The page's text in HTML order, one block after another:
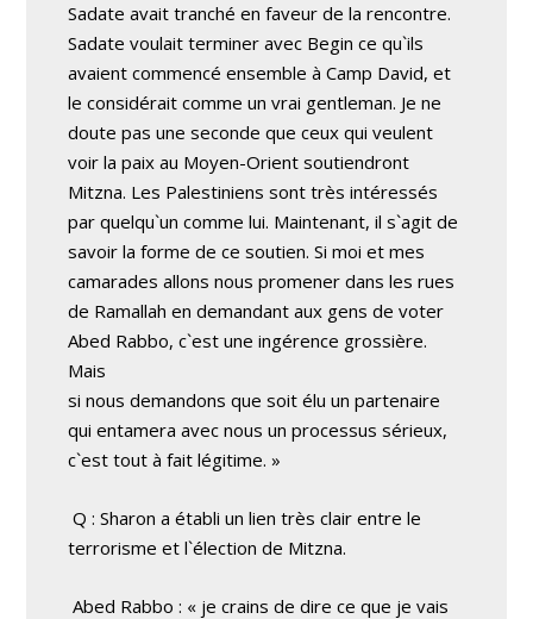
Sadate avait tranché en faveur de la rencontre.
Sadate voulait terminer avec Begin ce qu`ils
avaient commencé ensemble à Camp David, et
le considérait comme un vrai gentleman. Je ne
doute pas une seconde que ceux qui veulent
voir la paix au Moyen-Orient soutiendront
Mitzna. Les Palestiniens sont très intéressés
par quelqu`un comme lui. Maintenant, il s`agit de
savoir la forme de ce soutien. Si moi et mes
camarades allons nous promener dans les rues
de Ramallah en demandant aux gens de voter
Abed Rabbo, c`est une ingérence grossière.
Mais
si nous demandons que soit élu un partenaire
qui entamera avec nous un processus sérieux,
c`est tout à fait légitime. »
Q : Sharon a établi un lien très clair entre le
terrorisme et l`élection de Mitzna.
Abed Rabbo : « je crains de dire ce que je vais